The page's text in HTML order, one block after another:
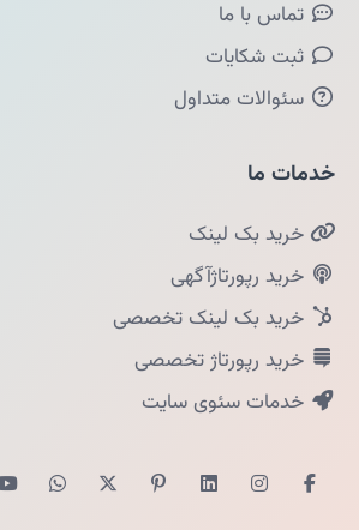
تماس با ما
ثبت شکایات
سئوالات متداول
خدمات ما
خرید بک لینک
خرید رپورتاژآگهی
خرید بک لینک تخصصی
خرید رپورتاژ تخصصی
خدمات سئوی سایت